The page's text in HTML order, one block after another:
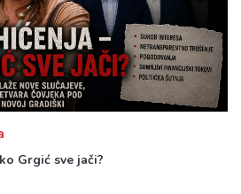
Grgić sve jači?